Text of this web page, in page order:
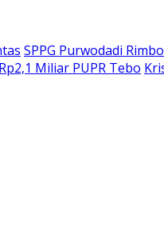
SPPG Purwodadi
Miliar PUPR Tebo